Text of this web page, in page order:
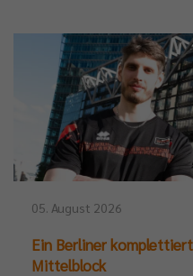
05. August 2026
Ein Berliner
Mittelblock